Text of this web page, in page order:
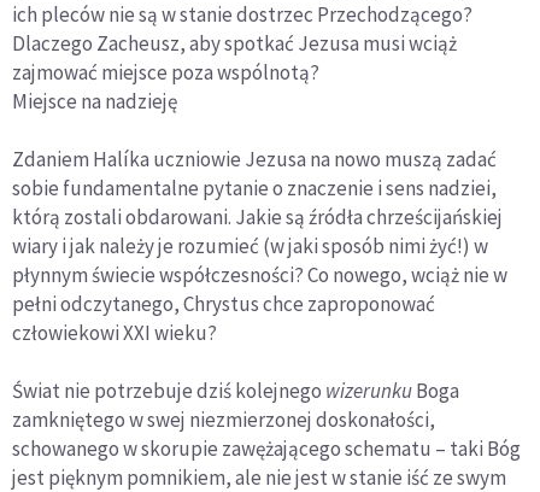
ich pleców nie są w stanie dostrzec Przechodzącego?
Dlaczego Zacheusz, aby spotkać Jezusa musi wciąż
zajmować miejsce poza wspólnotą?
Miejsce na nadzieję
Zdaniem Halíka uczniowie Jezusa na nowo muszą zadać
sobie fundamentalne pytanie o znaczenie i sens nadziei,
którą zostali obdarowani. Jakie są źródła chrześcijańskiej
wiary i jak należy je rozumieć (w jaki sposób nimi żyć!) w
płynnym świecie współczesności? Co nowego, wciąż nie w
pełni odczytanego, Chrystus chce zaproponować
człowiekowi XXI wieku?
Świat nie potrzebuje dziś kolejnego wizerunkuBoga
zamkniętego w swej niezmierzonej doskonałości,
schowanego w skorupie zawężającego schematu – taki Bóg
jest pięknym pomnikiem, ale nie jest w stanie iść ze swym